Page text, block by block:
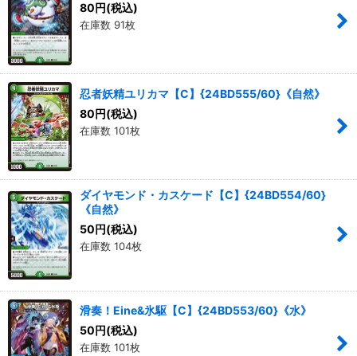
80円(税込)
在庫数 91枚
忍者妖精ユリカマ【C】{24BD555/60}《自然》
80円(税込)
在庫数 101枚
ダイヤモンド・カスケード【C】{24BD554/60}
《自然》
50円(税込)
在庫数 104枚
滑奏！Eine&氷駆【C】{24BD553/60}《水》
50円(税込)
在庫数 101枚